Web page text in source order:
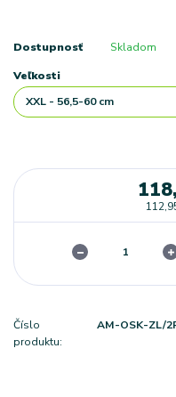
Dostupnosť Skladom
Veľkosti
Číslo
produktu:
AM-OSK-ZL/